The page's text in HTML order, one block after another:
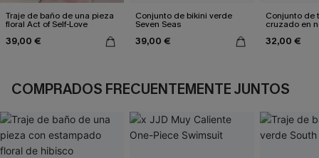
Traje de baño de una pieza
floral Act of Self-Love
39,00 €
Conjunto de bikini verde
Seven Seas
39,00 €
Conjunto de
cruzado en
talle alto
32,00 €
COMPRADOS FRECUENTEMENTE JUNTOS